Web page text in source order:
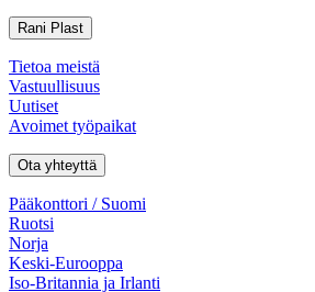
Rani Plast
Tietoa meistä
Vastuullisuus
Uutiset
Avoimet työpaikat
Ota yhteyttä
Pääkonttori / Suomi
Ruotsi
Norja
Keski-Eurooppa
Iso-Britannia ja Irlanti